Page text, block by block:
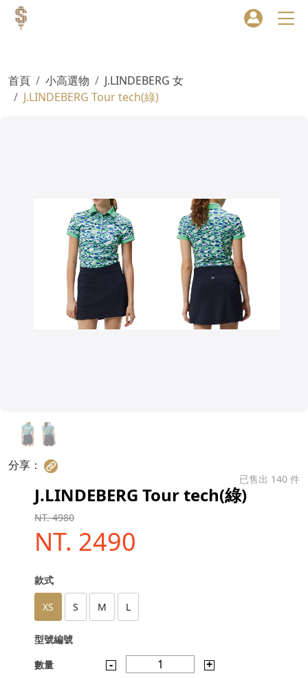
首頁 小高選物
J.LINDEBERG 女
J.LINDEBERG Tour tech(綠)
分享：
已售出 140 件
J.LINDEBERG Tour tech(綠)
NT. 4980
NT. 2490
款式
XS S M L
型號編號
數量
- 1 +